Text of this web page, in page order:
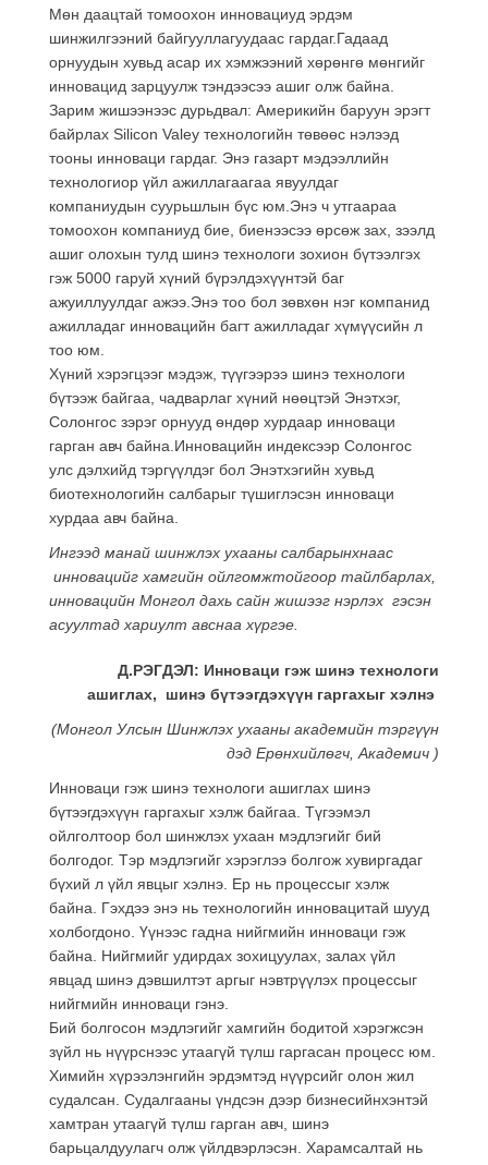
Мөн даацтай томоохон инновациуд эрдэм
шинжилгээний байгууллагуудаас гардаг.Гадаад
орнуудын хувьд асар их хэмжээний хөрөнгө мөнгийг
инновацид зарцуулж тэндээсээ ашиг олж байна.
Зарим жишээнээс дурьдвал: Америкийн баруун эрэгт
байрлах Silicon Valey технологийн төвөөс нэлээд
тооны инноваци гардаг. Энэ газарт мэдээллийн
технологиор үйл ажиллагаагаа явуулдаг
компаниудын суурьшлын бүс юм.Энэ ч утгаараа
томоохон компаниуд бие, биенээсээ өрсөж зах, зээлд
ашиг олохын тулд шинэ технологи зохион бүтээлгэх
гэж 5000 гаруй хүний бүрэлдэхүүнтэй баг
ажуиллуулдаг ажээ.Энэ тоо бол зөвхөн нэг компанид
ажилладаг инновацийн багт ажилладаг хүмүүсийн л
тоо юм.
Хүний хэрэгцээг мэдэж, түүгээрээ шинэ технологи
бүтээж байгаа, чадварлаг хүний нөөцтэй Энэтхэг,
Солонгос зэрэг орнууд өндөр хурдаар инноваци
гарган авч байна.Инновацийн индексээр Солонгос
улс дэлхийд тэргүүлдэг бол Энэтхэгийн хувьд
биотехнологийн салбарыг түшиглэсэн инноваци
хурдаа авч байна.
Ингээд манай шинжлэх ухааны салбарынхнаас
инновацийг хамгийн ойлгомжтойгоор тайлбарлах,
инновацийн Монгол дахь сайн жишээг нэрлэх гэсэн
асуултад хариулт авснаа хүргэе.
Д.РЭГДЭЛ: Инноваци гэж шинэ технологи
ашиглах, шинэ бүтээгдэхүүн гаргахыг хэлнэ
(Монгол Улсын Шинжлэх ухааны академийн тэргүүн
дэд Ерөнхийлөгч, Академич )
Инноваци гэж шинэ технологи ашиглах шинэ
бүтээгдэхүүн гаргахыг хэлж байгаа. Түгээмэл
ойлголтоор бол шинжлэх ухаан мэдлэгийг бий
болгодог. Тэр мэдлэгийг хэрэглээ болгож хувиргадаг
бүхий л үйл явцыг хэлнэ. Ер нь процессыг хэлж
байна. Гэхдээ энэ нь технологийн инновацитай шууд
холбогдоно. Үүнээс гадна нийгмийн инноваци гэж
байна. Нийгмийг удирдах зохицуулах, залах үйл
явцад шинэ дэвшилтэт аргыг нэвтрүүлэх процессыг
нийгмийн инноваци гэнэ.
Бий болгосон мэдлэгийг хамгийн бодитой хэрэгжсэн
зүйл нь нүүрснээс утаагүй түлш гаргасан процесс юм.
Химийн хүрээлэнгийн эрдэмтэд нүүрсийг олон жил
судалсан. Судалгааны үндсэн дээр бизнесийнхэнтэй
хамтран утаагүй түлш гарган авч, шинэ
барьцалдуулагч олж үйлдвэрлэсэн. Харамсалтай нь